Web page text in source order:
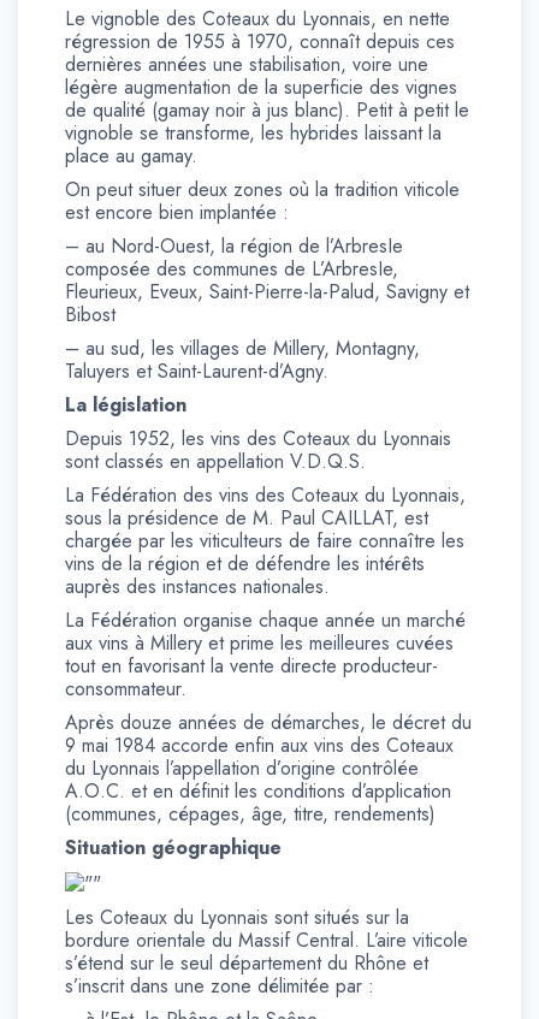
Le vignoble des Coteaux du Lyonnais, en nette
régression de 1955 à 1970, connaît depuis ces
dernières années une stabilisation, voire une
légère augmentation de la superficie des vignes
de qualité (gamay noir à jus blanc). Petit à petit le
vignoble se transforme, les hybrides laissant la
place au gamay.
On peut situer deux zones où la tradition viticole
est encore bien implantée :
– au Nord-Ouest, la région de l’ArbresIe
composée des communes de L’ArbresIe,
Fleurieux, Eveux, Saint-Pierre-la-Palud, Savigny et
Bibost
– au sud, les villages de Millery, Montagny,
Taluyers et Saint-Laurent-d’Agny.
La législation
Depuis 1952, les vins des Coteaux du Lyonnais
sont classés en appellation V.D.Q.S.
La Fédération des vins des Coteaux du Lyonnais,
sous la présidence de M. Paul CAILLAT, est
chargée par les viticulteurs de faire connaître les
vins de la région et de défendre les intérêts
auprès des instances nationales.
La Fédération organise chaque année un marché
aux vins à Millery et prime les meilleures cuvées
tout en favorisant la vente directe producteur-
consommateur.
Après douze années de démarches, le décret du
9 mai 1984 accorde enfin aux vins des Coteaux
du Lyonnais l’appellation d’origine contrôlée
A.O.C. et en définit les conditions d’application
(communes, cépages, âge, titre, rendements)
Situation géographique
Les Coteaux du Lyonnais sont situés sur la
bordure orientale du Massif Central. L’aire viticole
s’étend sur le seul département du Rhône et
s’inscrit dans une zone délimitée par :